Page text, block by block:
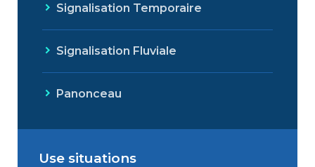
Signalisation Temporaire
Signalisation Fluviale
Panonceau
Use situations